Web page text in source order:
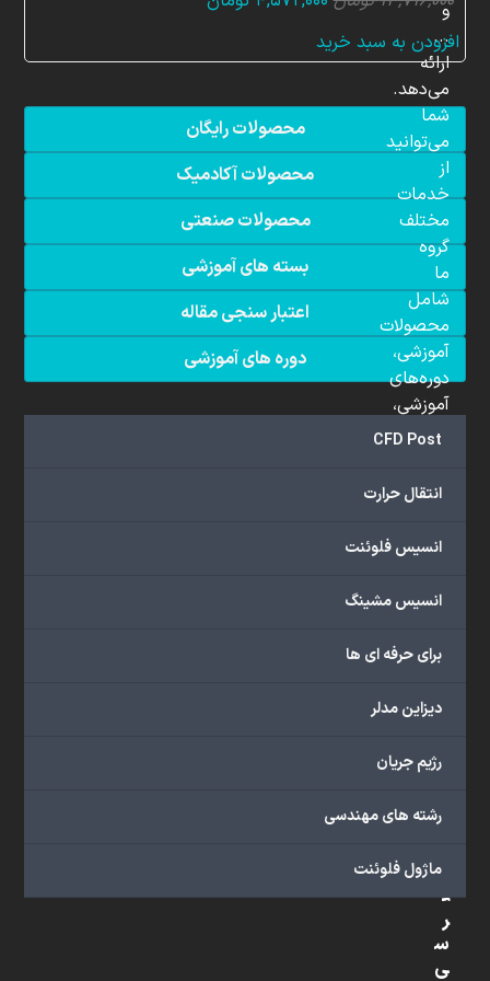
افزودن به سبد خرید
محصولات رایگان
محصولات آکادمیک
محصولات صنعتی
بسته های آموزشی
اعتبار سنجی مقاله
دوره های آموزشی
CFD Post
انتقال حرارت
انسیس فلوئنت
انسیس مشینگ
برای حرفه ای ها
دیزاین مدلر
رژیم جریان
رشته های مهندسی
ماژول فلوئنت
و
...
ارائه
می‌دهد.
شما
می‌توانید
از
خدمات
مختلف
گروه
ما
شامل
محصولات
آموزشی،
دوره‌های
آموزشی،
مشاوره
پروژه‌های
سازی
پشتیبانی
آنلاین
طور
کامل
بهره
س
ت
ر
س
ی